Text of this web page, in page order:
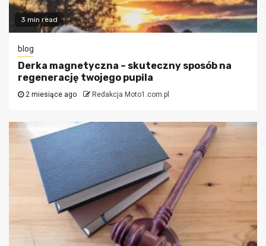
3 min read
blog
Derka magnetyczna – skuteczny sposób na
regenerację twojego pupila
2 miesiące ago Redakcja Moto1.com.pl